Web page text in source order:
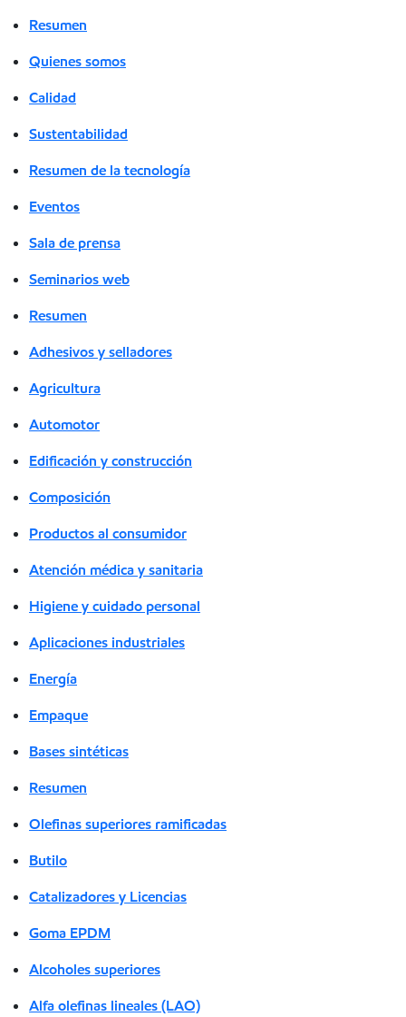
Resumen
Quienes somos
Calidad
Sustentabilidad
Resumen de la tecnología
Eventos
Sala de prensa
Seminarios web
Resumen
Adhesivos y selladores
Agricultura
Automotor
Edificación y construcción
Composición
Productos al consumidor
Atención médica y sanitaria
Higiene y cuidado personal
Aplicaciones industriales
Energía
Empaque
Bases sintéticas
Resumen
Olefinas superiores ramificadas
Butilo
Catalizadores y Licencias
Goma EPDM
Alcoholes superiores
Alfa olefinas lineales (LAO)